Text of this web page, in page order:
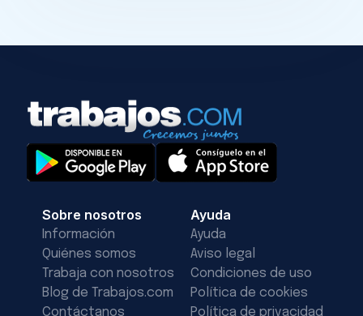
Sobre nosotros
Información
Quiénes somos
Trabaja con nosotros
Blog de Trabajos.com
Contáctanos
Ayuda
Ayuda
Aviso legal
Condiciones de uso
Política de cookies
Política de privacidad